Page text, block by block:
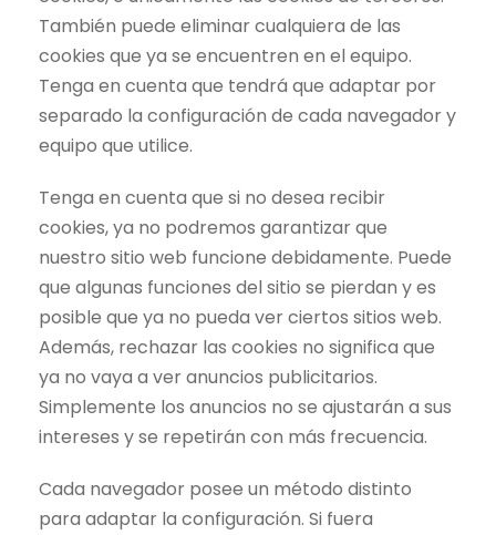
También puede eliminar cualquiera de las
cookies que ya se encuentren en el equipo.
Tenga en cuenta que tendrá que adaptar por
separado la configuración de cada navegador y
equipo que utilice.
Tenga en cuenta que si no desea recibir
cookies, ya no podremos garantizar que
nuestro sitio web funcione debidamente. Puede
que algunas funciones del sitio se pierdan y es
posible que ya no pueda ver ciertos sitios web.
Además, rechazar las cookies no significa que
ya no vaya a ver anuncios publicitarios.
Simplemente los anuncios no se ajustarán a sus
intereses y se repetirán con más frecuencia.
Cada navegador posee un método distinto
para adaptar la configuración. Si fuera